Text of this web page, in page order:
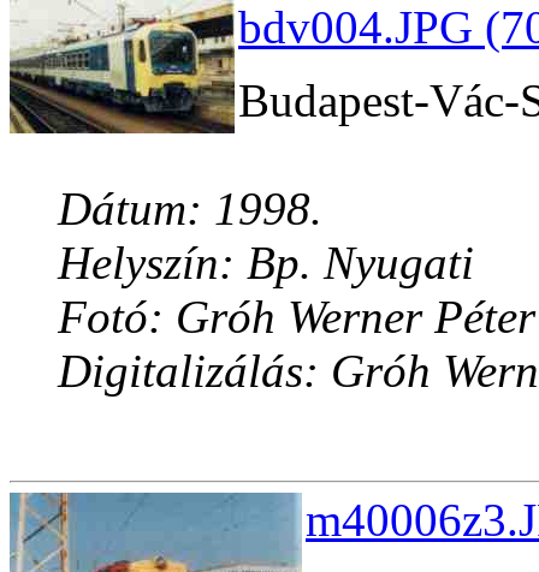
bdv004.JPG
Budapest-
Dátum: 1998.
Helyszín: Bp. Nyugati
Fotó: Gróh Werner Péter
Digitalizálás: Gróh